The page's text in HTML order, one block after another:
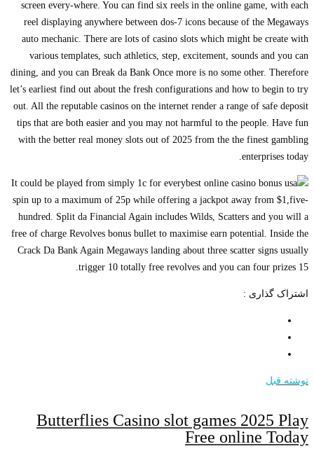
screen every-where. You can find six reels in the online game, with each
reel displaying anywhere between dos-7 icons because of the Megaways
auto mechanic. There are lots of casino slots which might be create with
various templates, such athletics, step, excitement, sounds and you can
dining, and you can Break da Bank Once more is no some other. Therefore
let’s earliest find out about the fresh configurations and how to begin to try
out. All the reputable casinos on the internet render a range of safe deposit
tips that are both easier and you may not harmful to the people. Have fun
with the better real money slots out of 2025 from the the finest gambling
enterprises today.
It could be played from simply 1c for every
spin up to a maximum of 25p while offering a jackpot away from $1,five-
hundred. Split da Financial Again includes Wilds, Scatters and you will a
free of charge Revolves bonus bullet to maximise earn potential. Inside the
Crack Da Bank Again Megaways landing about three scatter signs usually
trigger 10 totally free revolves and you can four prizes 15.
اشتراک گذاری :
نوشته قبل
Butterflies Casino slot games 2025 Play
Free online Today